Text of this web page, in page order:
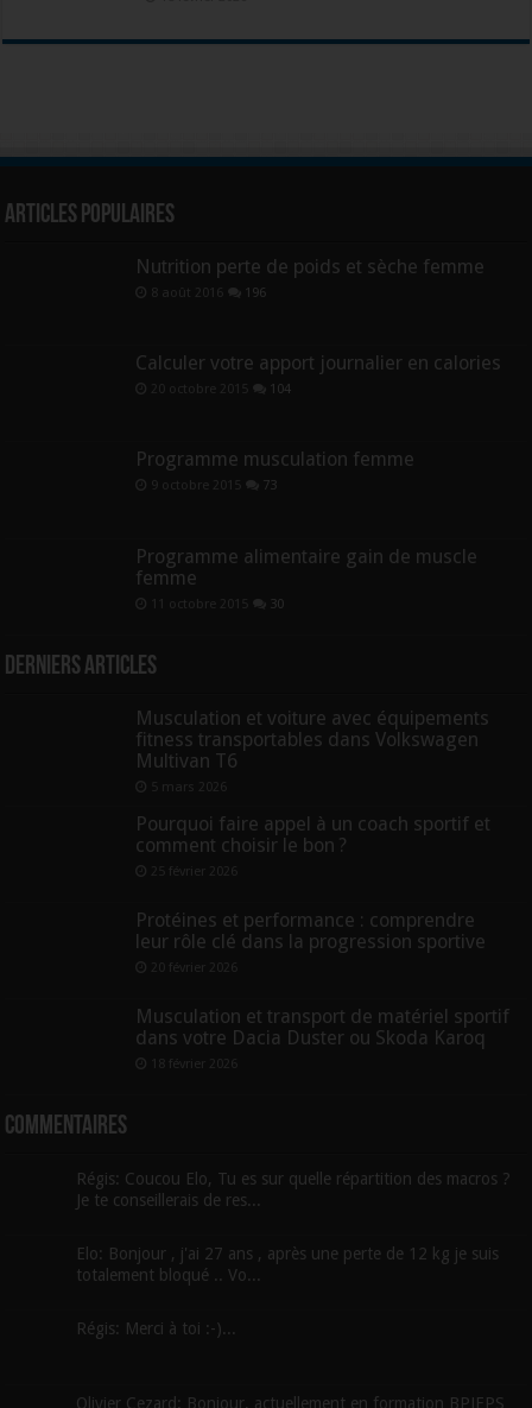
Articles populaires
Nutrition perte de poids et sèche femme
8 août 2016 196
Calculer votre apport journalier en calories
20 octobre 2015 104
Programme musculation femme
9 octobre 2015 73
Programme alimentaire gain de muscle
femme
11 octobre 2015 30
Derniers articles
Musculation et voiture avec équipements
fitness transportables dans Volkswagen
Multivan T6
5 mars 2026
Pourquoi faire appel à un coach sportif et
comment choisir le bon ?
25 février 2026
Protéines et performance : comprendre
leur rôle clé dans la progression sportive
20 février 2026
Musculation et transport de matériel sportif
dans votre Dacia Duster ou Skoda Karoq
18 février 2026
Commentaires
Régis: Coucou Elo, Tu es sur quelle répartition des macros ?
Je te conseillerais de res...
Elo: Bonjour , j'ai 27 ans , après une perte de 12 kg je suis
totalement bloqué .. Vo...
Régis: Merci à toi :-)...
Olivier Cezard: Bonjour, actuellement en formation BPJEPS